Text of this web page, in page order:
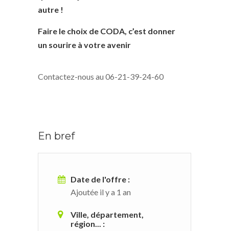
autre !
Faire le choix de CODA, c’est donner
un sourire à votre avenir
Contactez-nous au 06-21-39-24-60
En bref
Date de l'offre :
Ajoutée il y a 1 an
Ville, département,
région... :